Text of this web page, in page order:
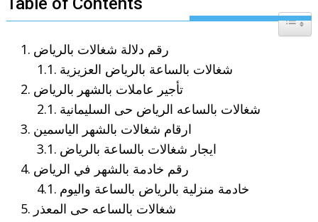
Toggle
رقم دلالة شغالات بالرياض
شغالات بالساعة بالرياض العزيزية
تأجير عاملات بالشهر بالرياض
شغالات بالساعه الرياض حى السليمانية
ارقام شغالات بالشهر الياسمين
ايجار شغالات بالساعة بالرياض
رقم خادمة بالشهر في الرياض
خادمة منزلية بالرياض بالساعة واليوم
شغالات بالساعه حى المعذر